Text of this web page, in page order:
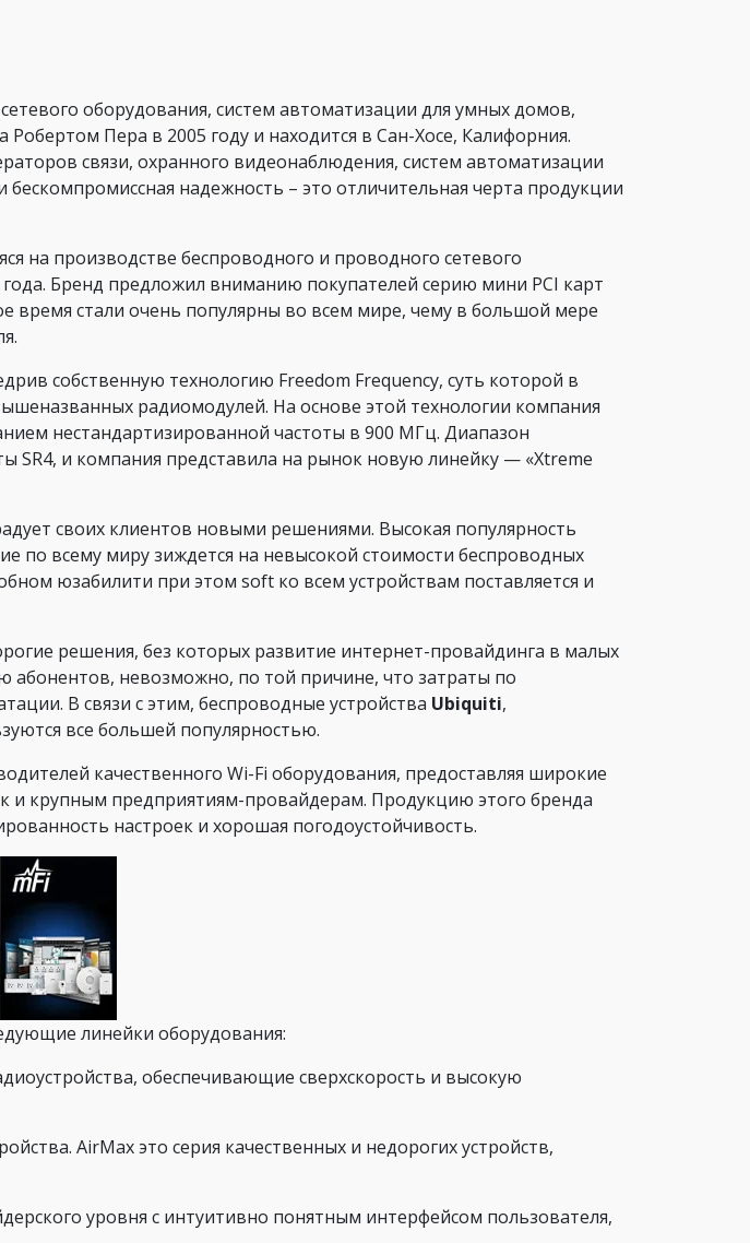
оборудования, систем автоматизации для умных домов,
Пера в 2005 году и находится в Сан-Хосе, Калифорния.
связи, охранного видеонаблюдения, систем автоматизации
надежность – это отличительная черта продукции
на производстве беспроводного и проводного сетевого
Бренд предложил вниманию покупателей серию мини PCI карт
время стали очень популярны во всем мире, чему в большой мере
собственную технологию Freedom Frequency, суть которой в
радиомодулей. На основе этой технологии компания
нестандартизированной частоты в 900 МГц. Диапазон
SR4, и компания представила на рынок новую линейку — «Xtreme
своих клиентов новыми решениями. Высокая популярность
по всему миру зиждется на невысокой стоимости беспроводных
юзабилити при этом soft ко всем устройствам поставляется и
решения, без которых развитие интернет-провайдинга в малых
невозможно, по той причине, что затраты по
В связи с этим, беспроводные устройства Ubiquiti,
все большей популярностью.
качественного Wi-Fi оборудования, предоставляя широкие
и крупным предприятиям-провайдерам. Продукцию этого бренда
настроек и хорошая погодоустойчивость.
линейки оборудования:
обеспечивающие сверхскорость и высокую
AirMax это серия качественных и недорогих устройств,
уровня с интуитивно понятным интерфейсом пользователя,